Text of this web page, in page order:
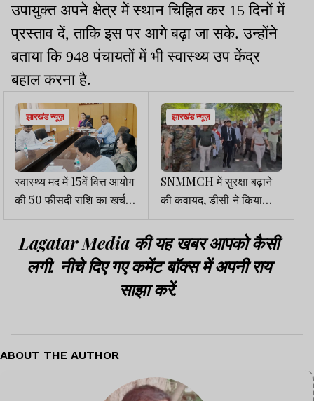
उपायुक्त अपने क्षेत्र में स्थान चिह्नित कर 15 दिनों में
प्रस्ताव दें, ताकि इस पर आगे बढ़ा जा सके. उन्होंने
बताया कि 948 पंचायतों में भी स्वास्थ्य उप केंद्र
बहाल करना है.
झारखंड न्यूज़
स्वास्थ्य मद में 15वें वित्त आयोग
की 50 फीसदी राशि का खर्च
अक्टूबर के मध्य तक सुनिश्चित
करेः मुख्य सचिव
झारखंड न्यूज़
SNMMCH में सुरक्षा बढ़ाने
की कवायद, डीसी ने किया
निरीक्षण, दिए निर्देश
Lagatar Media की यह खबर आपको कैसी
लगी. नीचे दिए गए कमेंट बॉक्स में अपनी राय
साझा करें.
ABOUT THE AUTHOR